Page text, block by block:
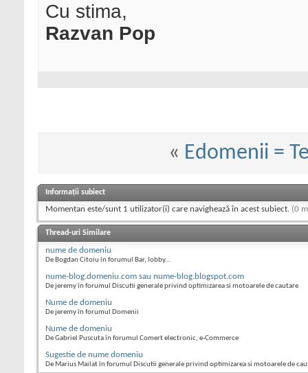
Cu stima,
Razvan Pop
« Edomenii =
Informații subiect
Momentan este/sunt 1 utilizator(i) care navighează în acest subiect. (0
Thread-uri Similare
nume de domeniu
De Bogdan Citoiu în forumul Bar, lobby...
nume-blog.domeniu.com sau nume-blog.blogspot.com
De jeremy în forumul Discutii generale privind optimizarea si motoarele de cautare
Nume de domeniu
De jeremy în forumul Domenii
Nume de domeniu
De Gabriel Puscuta în forumul Comert electronic, e-Commerce
Sugestie de nume domeniu
De Marius Mailat în forumul Discutii generale privind optimizarea si motoarele de